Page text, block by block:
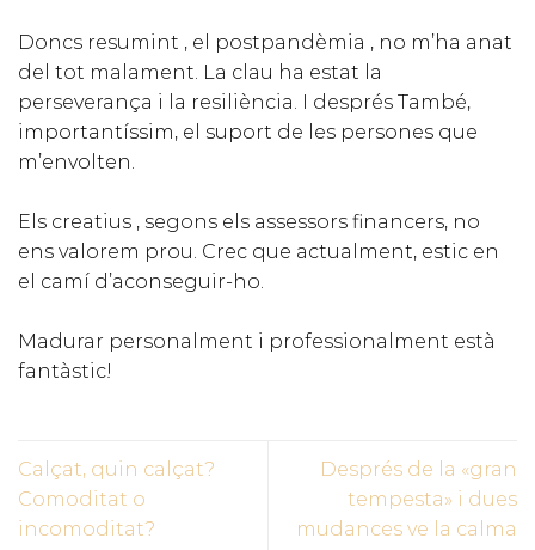
Doncs resumint , el postpandèmia , no m’ha anat
del tot malament. La clau ha estat la
perseverança i la resiliència. I després També,
importantíssim, el suport de les persones que
m’envolten.
Els creatius , segons els assessors financers, no
ens valorem prou. Crec que actualment, estic en
el camí d’aconseguir-ho.
Madurar personalment i professionalment està
fantàstic!
Calçat, quin calçat?
Comoditat o
incomoditat?
Després de la «gran
tempesta» i dues
mudances ve la calma